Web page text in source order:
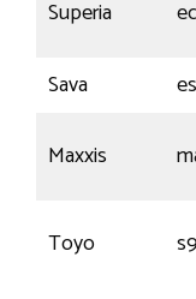
Superia
Sava
Maxxis
Toyo